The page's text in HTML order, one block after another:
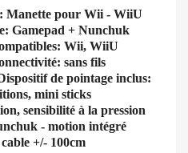
Manette pour Wii - WiiU
Gamepad + Nunchuk
Wii, WiiU
sans fils
de pointage inclus:
mini sticks
sensibilité à la pression
- motion intégré
+/- 100cm